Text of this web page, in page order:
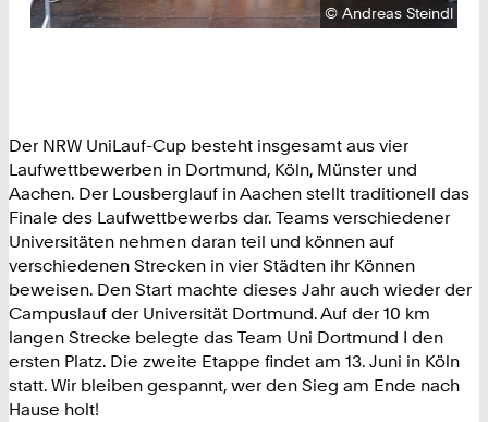
Urheberrecht:
©Andreas Steindl
Der NRW UniLauf-Cup besteht insgesamt aus vier
Laufwettbewerben in Dortmund, Köln, Münster und
Aachen. Der Lousberglauf in Aachen stellt traditionell das
Finale des Laufwettbewerbs dar. Teams verschiedener
Universitäten nehmen daran teil und können auf
verschiedenen Strecken in vier Städten ihr Können
beweisen. Den Start machte dieses Jahr auch wieder der
Campuslauf der Universität Dortmund. Auf der 10 km
langen Strecke belegte das Team Uni Dortmund I den
ersten Platz. Die zweite Etappe findet am 13. Juni in Köln
statt. Wir bleiben gespannt, wer den Sieg am Ende nach
Hause holt!